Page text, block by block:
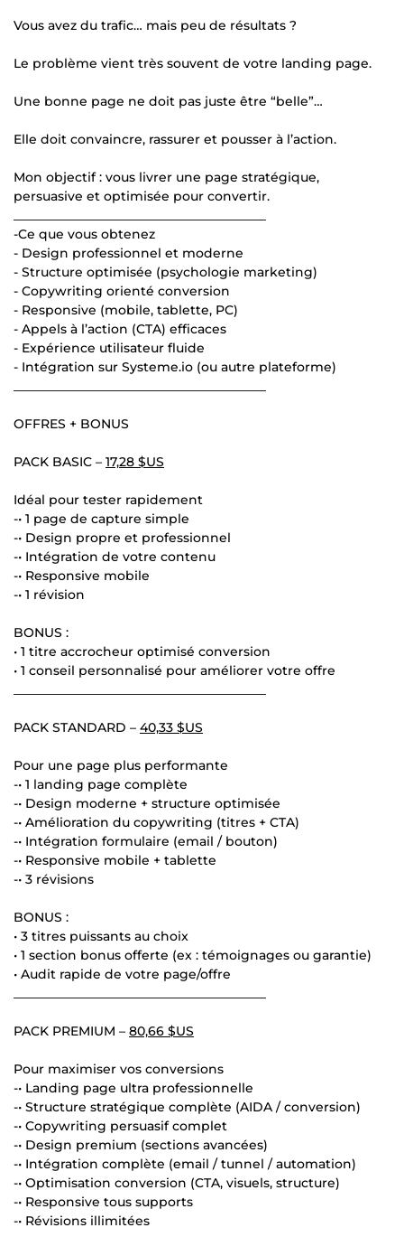
Vous avez du trafic… mais peu de résultats ?
Le problème vient très souvent de votre landing page.
Une bonne page ne doit pas juste être “belle”…
Elle doit convaincre, rassurer et pousser à l’action.
Mon objectif : vous livrer une page stratégique,
persuasive et optimisée pour convertir.
-Ce que vous obtenez
- Design professionnel et moderne
- Structure optimisée (psychologie marketing)
- Copywriting orienté conversion
- Responsive (mobile, tablette, PC)
- Appels à l’action (CTA) efficaces
- Expérience utilisateur fluide
- Intégration sur Systeme.io (ou autre plateforme)
OFFRES + BONUS
PACK BASIC – 17,28 $US
Idéal pour tester rapidement
-• 1 page de capture simple
-• Design propre et professionnel
-• Intégration de votre contenu
-• Responsive mobile
-• 1 révision
BONUS :
• 1 titre accrocheur optimisé conversion
• 1 conseil personnalisé pour améliorer votre offre
PACK STANDARD – 40,33 $US
Pour une page plus performante
-• 1 landing page complète
-• Design moderne + structure optimisée
-• Amélioration du copywriting (titres + CTA)
-• Intégration formulaire (email / bouton)
-• Responsive mobile + tablette
-• 3 révisions
BONUS :
• 3 titres puissants au choix
• 1 section bonus offerte (ex : témoignages ou garantie)
• Audit rapide de votre page/offre
PACK PREMIUM – 80,66 $US
Pour maximiser vos conversions
-• Landing page ultra professionnelle
-• Structure stratégique complète (AIDA / conversion)
-• Copywriting persuasif complet
-• Design premium (sections avancées)
-• Intégration complète (email / tunnel / automation)
-• Optimisation conversion (CTA, visuels, structure)
-• Responsive tous supports
-• Révisions illimitées